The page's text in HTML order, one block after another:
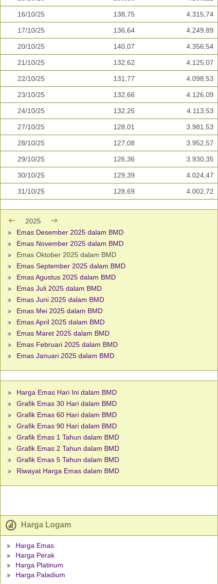
16/10/25 138,75 4.315,74
17/10/25 136,64 4.249,89
20/10/25 140,07 4.356,54
21/10/25 132,62 4.125,07
22/10/25 131,77 4.098,53
23/10/25 132,66 4.126,09
24/10/25 132,25 4.113,53
27/10/25 128,01 3.981,53
28/10/25 127,08 3.952,57
29/10/25 126,36 3.930,35
30/10/25 129,39 4.024,47
31/10/25 128,69 4.002,72
2025
Emas Desember 2025 dalam BMD
Emas November 2025 dalam BMD
Emas Oktober 2025 dalam BMD
Emas September 2025 dalam BMD
Emas Agustus 2025 dalam BMD
Emas Juli 2025 dalam BMD
Emas Juni 2025 dalam BMD
Emas Mei 2025 dalam BMD
Emas April 2025 dalam BMD
Emas Maret 2025 dalam BMD
Emas Februari 2025 dalam BMD
Emas Januari 2025 dalam BMD
Harga Emas Hari Ini dalam BMD
Grafik Emas 30 Hari dalam BMD
Grafik Emas 60 Hari dalam BMD
Grafik Emas 90 Hari dalam BMD
Grafik Emas 1 Tahun dalam BMD
Grafik Emas 2 Tahun dalam BMD
Grafik Emas 5 Tahun dalam BMD
Riwayat Harga Emas dalam BMD
Harga Logam
Harga Emas
Harga Perak
Harga Platinum
Harga Paladium